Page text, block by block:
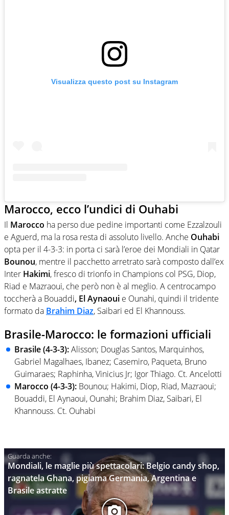
Visualizza questo post su Instagram
Marocco, ecco l’undici di Ouhabi
Il Marocco ha perso due pedine importanti come Ezzalzouli
e Aguerd, ma la rosa resta di assoluto livello. Anche Ouhabi
opta per il 4-3-3: in porta ci sarà l’eroe dei Mondiali in Qatar
Bounou, mentre il pacchetto arretrato sarà composto dall’ex
Inter Hakimi, fresco di trionfo in Champions col PSG, Diop,
Riad e Mazraoui, che però non è al meglio. A centrocampo
toccherà a Bouaddi, El Aynaoui e Ounahi, quindi il tridente
formato da Brahim Diaz, Saibari ed El Khannouss.
Brasile-Marocco: le formazioni ufficiali
Brasile (4-3-3):Alisson; Douglas Santos, Marquinhos,
Gabriel Magalhaes, Ibanez; Casemiro, Paqueta, Bruno
Guimaraes; Raphinha, Vinicius Jr; Igor Thiago. Ct. Ancelotti
Marocco (4-3-3): Bounou; Hakimi, Diop, Riad, Mazraoui;
Bouaddi, El Aynaoui, Ounahi; Brahim Diaz, Saibari, El
Khannouss. Ct. Ouhabi
Mondiali, le maglie più spettacolari: Belgio candy shop,
ragnatela Ghana, pigiama Germania, Argentina e
Brasile astratte